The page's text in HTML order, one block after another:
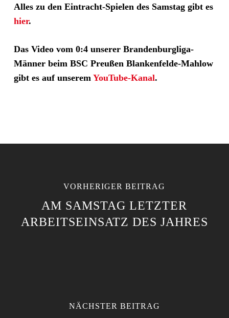
Alles zu den Eintracht-Spielen des Samstag gibt es
hier.
Das Video vom 0:4 unserer Brandenburgliga-
Männer beim BSC Preußen Blankenfelde-Mahlow
gibt es auf unserem YouTube-Kanal.
VORHERIGER BEITRAG
AM SAMSTAG LETZTER
ARBEITSEINSATZ DES JAHRES
NÄCHSTER BEITRAG